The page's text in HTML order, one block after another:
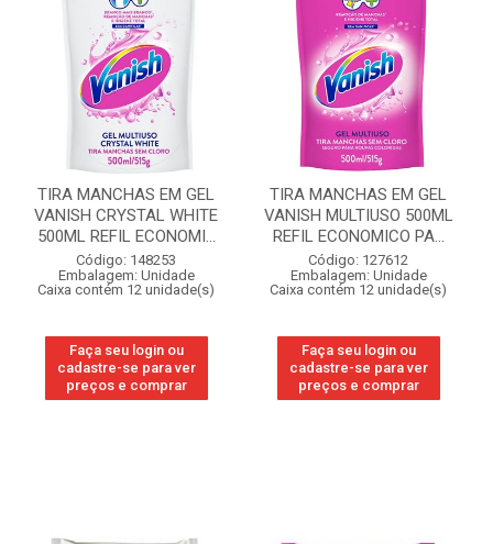
TIRA MANCHAS EM GEL
VANISH CRYSTAL WHITE
500ML REFIL ECONOMI...
Código: 148253
Embalagem: Unidade
Caixa contém 12 unidade(s)
Faça seu login ou
cadastre-se para ver
preços e comprar
TIRA MANCHAS EM GEL
VANISH MULTIUSO 500ML
REFIL ECONOMICO PA...
Código: 127612
Embalagem: Unidade
Caixa contém 12 unidade(s)
Faça seu login ou
cadastre-se para ver
preços e comprar